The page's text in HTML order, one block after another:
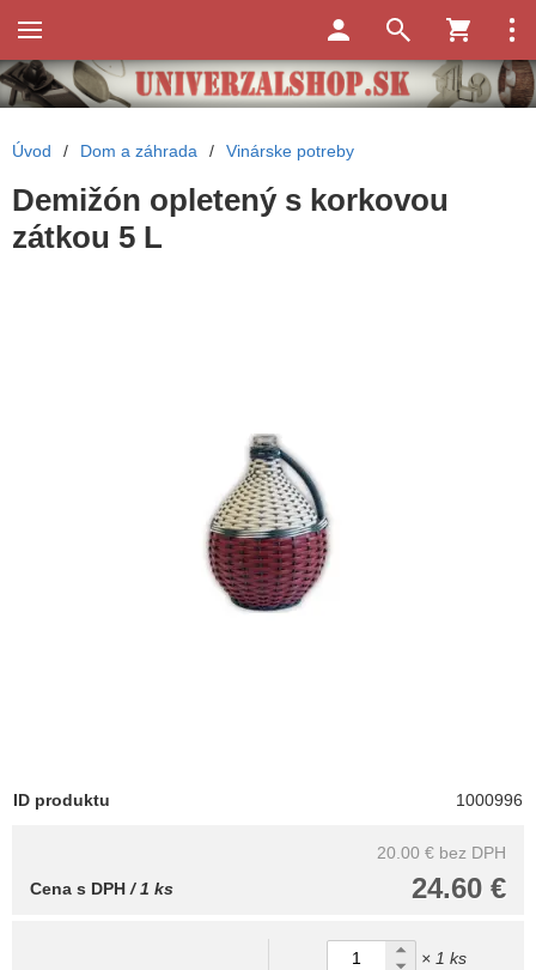
Úvod / Dom a záhrada / Vinárske potreby
Demižón opletený s korkovou
zátkou 5 L
ID produktu 1000996
20.00 € bez DPH
24.60 €
Cena s DPH/ 1 ks
× 1 ks